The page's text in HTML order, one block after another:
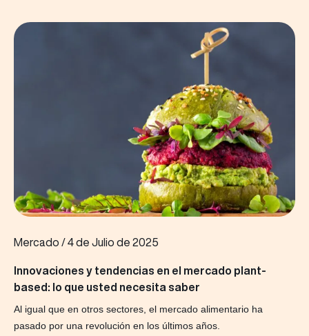
Mercado /4 de Julio de 2025
Innovaciones y tendencias en el mercado plant-
based: lo que usted necesita saber
Al igual que en otros sectores, el mercado alimentario ha
pasado por una revolución en los últimos años.